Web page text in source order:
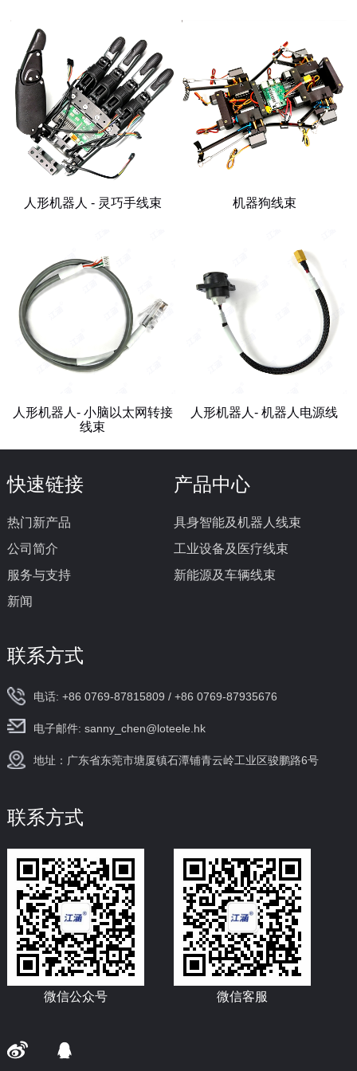
人形机器人 - 灵巧手线束 机器狗线束
人形机器人- 小脑以太网转接
线束
人形机器人- 机器人电源线
快速链接
热门新产品
公司简介
服务与支持
新闻
产品中心
具身智能及机器人线束
工业设备及医疗线束
新能源及车辆线束
联系方式
电话: +86 0769-87815809 / +86 0769-87935676
电子邮件: sanny_chen@loteele.hk
地址：广东省东莞市塘厦镇石潭铺青云岭工业区骏鹏路6号
联系方式
微信公众号 微信客服